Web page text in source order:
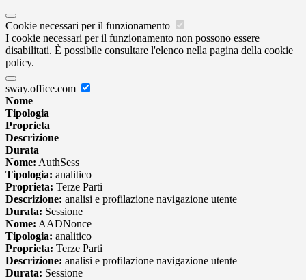
Cookie necessari per il funzionamento
I cookie necessari per il funzionamento non possono essere
disabilitati. È possibile consultare l'elenco nella pagina della cookie
policy.
sway.office.com
Nome
Tipologia
Proprieta
Descrizione
Durata
Nome: AuthSess
Tipologia: analitico
Proprieta: Terze Parti
Descrizione: analisi e profilazione navigazione utente
Durata: Sessione
Nome: AADNonce
Tipologia: analitico
Proprieta: Terze Parti
Descrizione: analisi e profilazione navigazione utente
Durata: Sessione